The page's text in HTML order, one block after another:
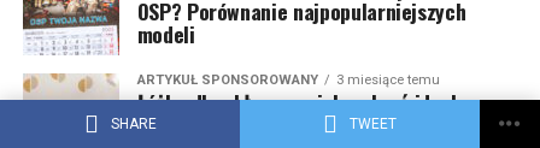
SHARE TWEET
OSP? Porównanie najpopularniejszych
modeli
ARTYKUŁ SPONSOROWANY 3 miesiące temu
Łóżko dla chłopca – jak wybrać idealne
miejsce do snu i zabawy?